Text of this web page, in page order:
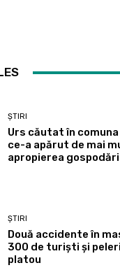
ȘTIRI
Urs căutat în comuna
ce-a apărut de mai
apropierea
ȘTIRI
Două accidente în
300 de turiști și
platou